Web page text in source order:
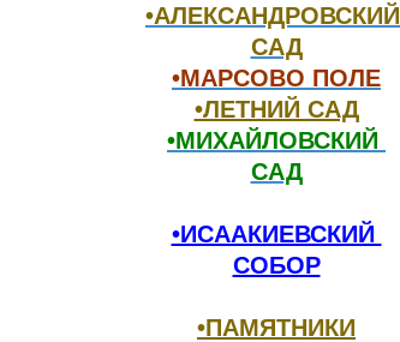
•АЛЕКСАНДРОВСКИЙ
САД
•МАРСОВО ПОЛЕ
•ЛЕТНИЙ САД
•МИХАЙЛОВСКИЙ
САД
•ИСААКИЕВСКИЙ
СОБОР
•ПАМЯТНИКИ